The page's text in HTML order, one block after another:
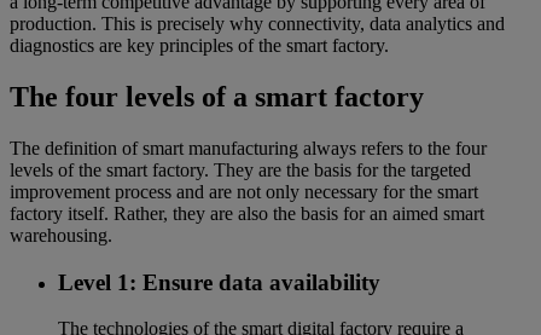
production. This is precisely why connectivity, data analytics and
diagnostics are key principles of the smart factory.
The four levels of a smart factory
The definition of smart manufacturing always refers to the four
levels of the smart factory. They are the basis for the targeted
improvement process and are not only necessary for the smart
factory itself. Rather, they are also the basis for an aimed smart
warehousing.
Level 1: Ensure data availability
The technologies of the smart digital factory require a